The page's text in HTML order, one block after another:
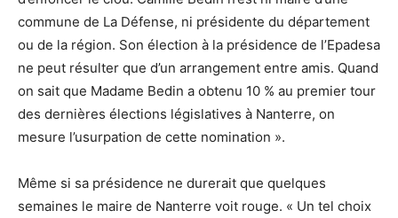
commune de La Défense, ni présidente du département
ou de la région. Son élection à la présidence de l’Epadesa
ne peut résulter que d’un arrangement entre amis. Quand
on sait que Madame Bedin a obtenu 10 % au premier tour
des dernières élections législatives à Nanterre, on
mesure l’usurpation de cette nomination ».
Même si sa présidence ne durerait que quelques
semaines le maire de Nanterre voit rouge. « Un tel choix